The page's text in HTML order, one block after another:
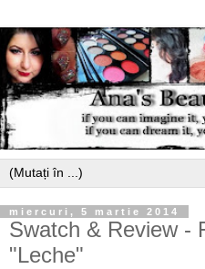
miercuri, 5 martie 2014
Swatch & Review -
"Leche"